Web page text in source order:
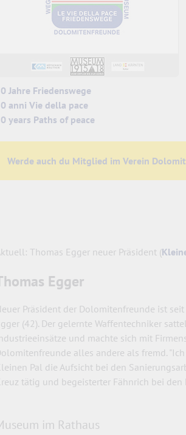
Jahre Friedenswege
anni Vie della pace
years Paths of peace
Werde auch du Mitglied im Verein
Thomas Egger neuer Präsident (
Egger
Präsident der Dolomitenfreunde ist
(42). Der gelernte Waffentechniker
und machte sich mit
alles andere als fremd.
Pal die Aufsicht bei den
tätig und begeisterter Fähnrich bei
im Rathaus